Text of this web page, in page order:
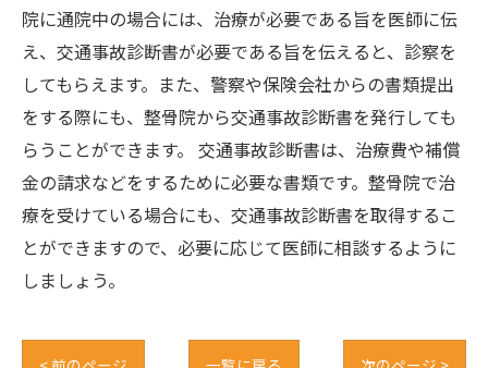
院に通院中の場合には、治療が必要である旨を医師に伝
え、交通事故診断書が必要である旨を伝えると、診察を
してもらえます。また、警察や保険会社からの書類提出
をする際にも、整骨院から交通事故診断書を発行しても
らうことができます。 交通事故診断書は、治療費や補償
金の請求などをするために必要な書類です。整骨院で治
療を受けている場合にも、交通事故診断書を取得するこ
とができますので、必要に応じて医師に相談するように
しましょう。